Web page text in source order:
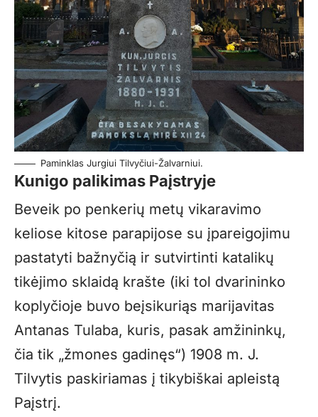
Paminklas Jurgiui Tilvyčiui-Žalvarniui.
Kunigo palikimas Paįstryje
Beveik po penkerių metų vikaravimo
keliose kitose parapijose su įpareigojimu
pastatyti bažnyčią ir sutvirtinti katalikų
tikėjimo sklaidą krašte (iki tol dvarininko
koplyčioje buvo beįsikuriąs marijavitas
Antanas Tulaba, kuris, pasak amžininkų,
čia tik „žmones gadinęs“) 1908 m. J.
Tilvytis paskiriamas į tikybiškai apleistą
Paįstrį.